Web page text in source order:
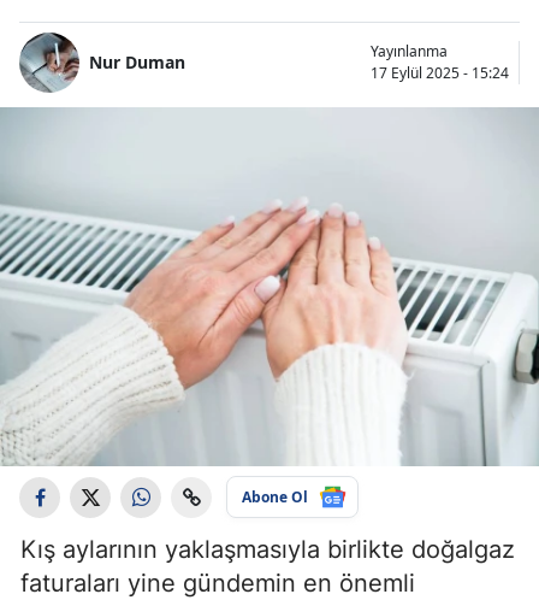
Nur Duman
Yayınlanma
17 Eylül 2025 - 15:24
Abone Ol
Kış aylarının yaklaşmasıyla birlikte doğalgaz
faturaları yine gündemin en önemli